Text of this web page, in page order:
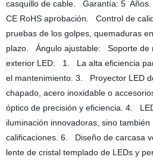
casquillo de cable. Garantía: 5 Años.
CE RoHS aprobación. Control de
pruebas de los golpes, quemaduras
plazo. Ángulo ajustable: Soporte de
exterior LED: 1. La alta eficiencia
el mantenimiento. 3. Proyector LED
chapado, acero inoxidable o
óptico de precisión y eficiencia. 4.
iluminación innovadoras, sino
calificaciones. 6. Diseño de carcasa
lente de cristal templado de LEDs y